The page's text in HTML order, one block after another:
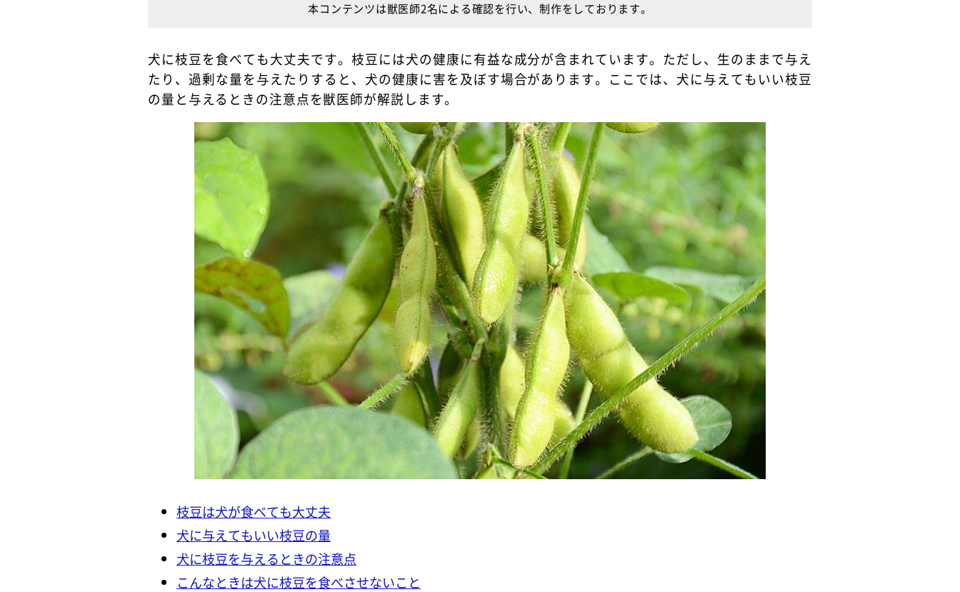
本コンテンツは獣医師2名による確認を行い、制作をしております。
犬に枝豆を食べても大丈夫です。枝豆には犬の健康に有益な成分が含まれています。ただし、生のままで与え
たり、過剰な量を与えたりすると、犬の健康に害を及ぼす場合があります。ここでは、犬に与えてもいい枝豆
の量と与えるときの注意点を獣医師が解説します。
枝豆は犬が食べても大丈夫
犬に与えてもいい枝豆の量
犬に枝豆を与えるときの注意点
こんなときは犬に枝豆を食べさせないこと